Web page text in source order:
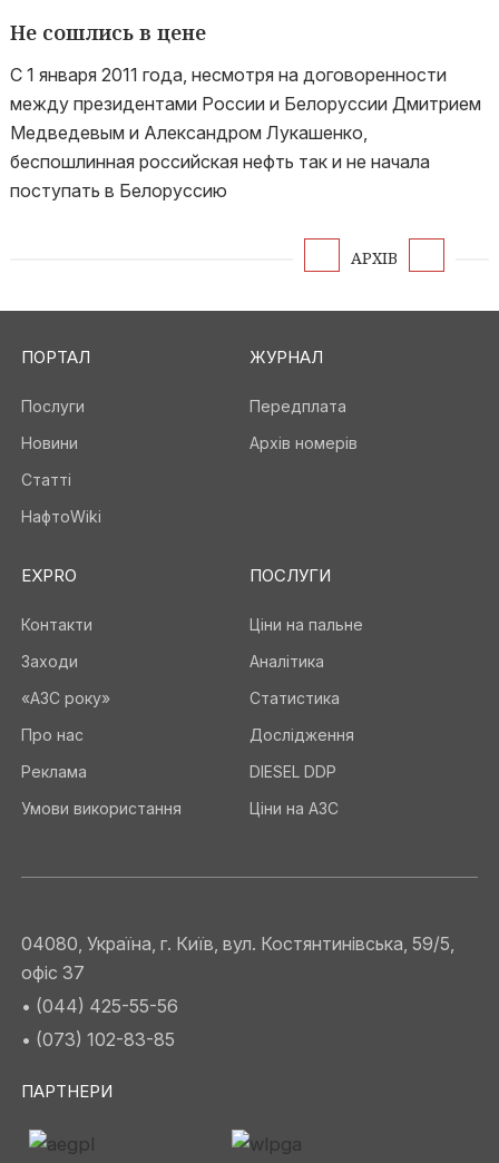
Не сошлись в цене
С 1 января 2011 года, несмотря на договоренности
между президентами России и Белоруссии Дмитрием
Медведевым и Александром Лукашенко,
беспошлинная российская нефть так и не начала
поступать в Белоруссию
АРХІВ
ПОРТАЛ
Послуги
Новини
Статті
НафтоWiki
ЖУРНАЛ
Передплата
Архів номерів
EXPRO
Контакти
Заходи
«АЗС року»
Про нас
Реклама
Умови використання
ПОСЛУГИ
Ціни на пальне
Аналітика
Статистика
Дослідження
DIESEL DDP
Ціни на АЗС
04080, Україна, г. Київ, вул. Костянтинівська, 59/5,
офіс 37
• (044) 425-55-56
• (073) 102-83-85
ПАРТНЕРИ